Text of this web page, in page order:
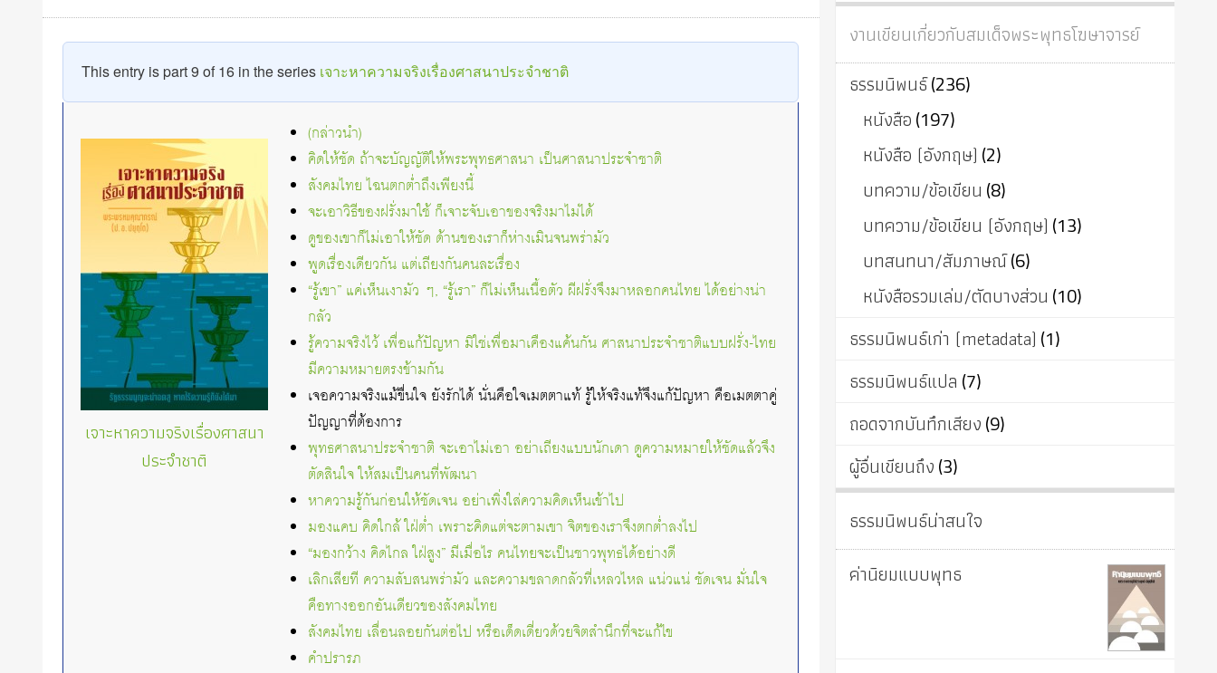
This entry is part 9 of 16 in the series เจาะหาความจริงเรื่องศาสนาประจำชาติ
เจาะหาความจริงเรื่องศาสนา
ประจำชาติ
(กล่าวนำ)
คิดให้ชัด ถ้าจะบัญญัติให้พระพุทธศาสนา เป็นศาสนาประจำชาติ
สังคมไทย ไฉนตกต่ำถึงเพียงนี้
จะเอาวิธีของฝรั่งมาใช้ ก็เจาะจับเอาของจริงมาไม่ได้
ดูของเขาก็ไม่เอาให้ชัด ด้านของเราก็ห่างเมินจนพร่ามัว
พูดเรื่องเดียวกัน แต่เถียงกันคนละเรื่อง
“รู้เขา” แค่เห็นเงามัว ๆ, “รู้เรา” ก็ไม่เห็นเนื้อตัว ผีฝรั่งจึงมาหลอกคนไทย ได้อย่างน่า
กลัว
รู้ความจริงไว้ เพื่อแก้ปัญหา มิใช่เพื่อมาเคืองแค้นกัน ศาสนาประจำชาติแบบฝรั่ง-ไทย
มีความหมายตรงข้ามกัน
เจอความจริงแม้ขื่นใจ ยังรักได้ นั่นคือใจเมตตาแท้ รู้ให้จริงแท้จึงแก้ปัญหา คือเมตตาคู่
ปัญญาที่ต้องการ
พุทธศาสนาประจำชาติ จะเอาไม่เอา อย่าเถียงแบบนักเดา ดูความหมายให้ชัดแล้วจึง
ตัดสินใจ ให้สมเป็นคนที่พัฒนา
หาความรู้กันก่อนให้ชัดเจน อย่าเพิ่งใส่ความคิดเห็นเข้าไป
มองแคบ คิดใกล้ ใฝ่ต่ำ เพราะคิดแต่จะตามเขา จิตของเราจึงตกต่ำลงไป
“มองกว้าง คิดไกล ใฝ่สูง” มีเมื่อไร คนไทยจะเป็นชาวพุทธได้อย่างดี
เลิกเสียที ความสับสนพร่ามัว และความขลาดกลัวที่เหลวไหล แน่วแน่ ชัดเจน มั่นใจ
คือทางออกอันเดียวของสังคมไทย
สังคมไทย เลื่อนลอยกันต่อไป หรือเด็ดเดี่ยวด้วยจิตสำนึกที่จะแก้ไข
คำปรารภ
งานเขียนเกี่ยวกับสมเด็จพระพุทธโฆษาจารย์
ธรรมนิพนธ์(236)
หนังสือ(197)
หนังสือ (อังกฤษ) (2)
บทความ/ข้อเขียน (8)
บทความ/ข้อเขียน (อังกฤษ) (13)
บทสนทนา/สัมภาษณ์(6)
หนังสือรวมเล่ม/ตัดบางส่วน (10)
ธรรมนิพนธ์เก่า (metadata) (1)
ธรรมนิพนธ์แปล (7)
ถอดจากบันทึกเสียง(9)
ผู้อื่นเขียนถึง(3)
ธรรมนิพนธ์น่าสนใจ
ค่านิยมแบบพุทธ